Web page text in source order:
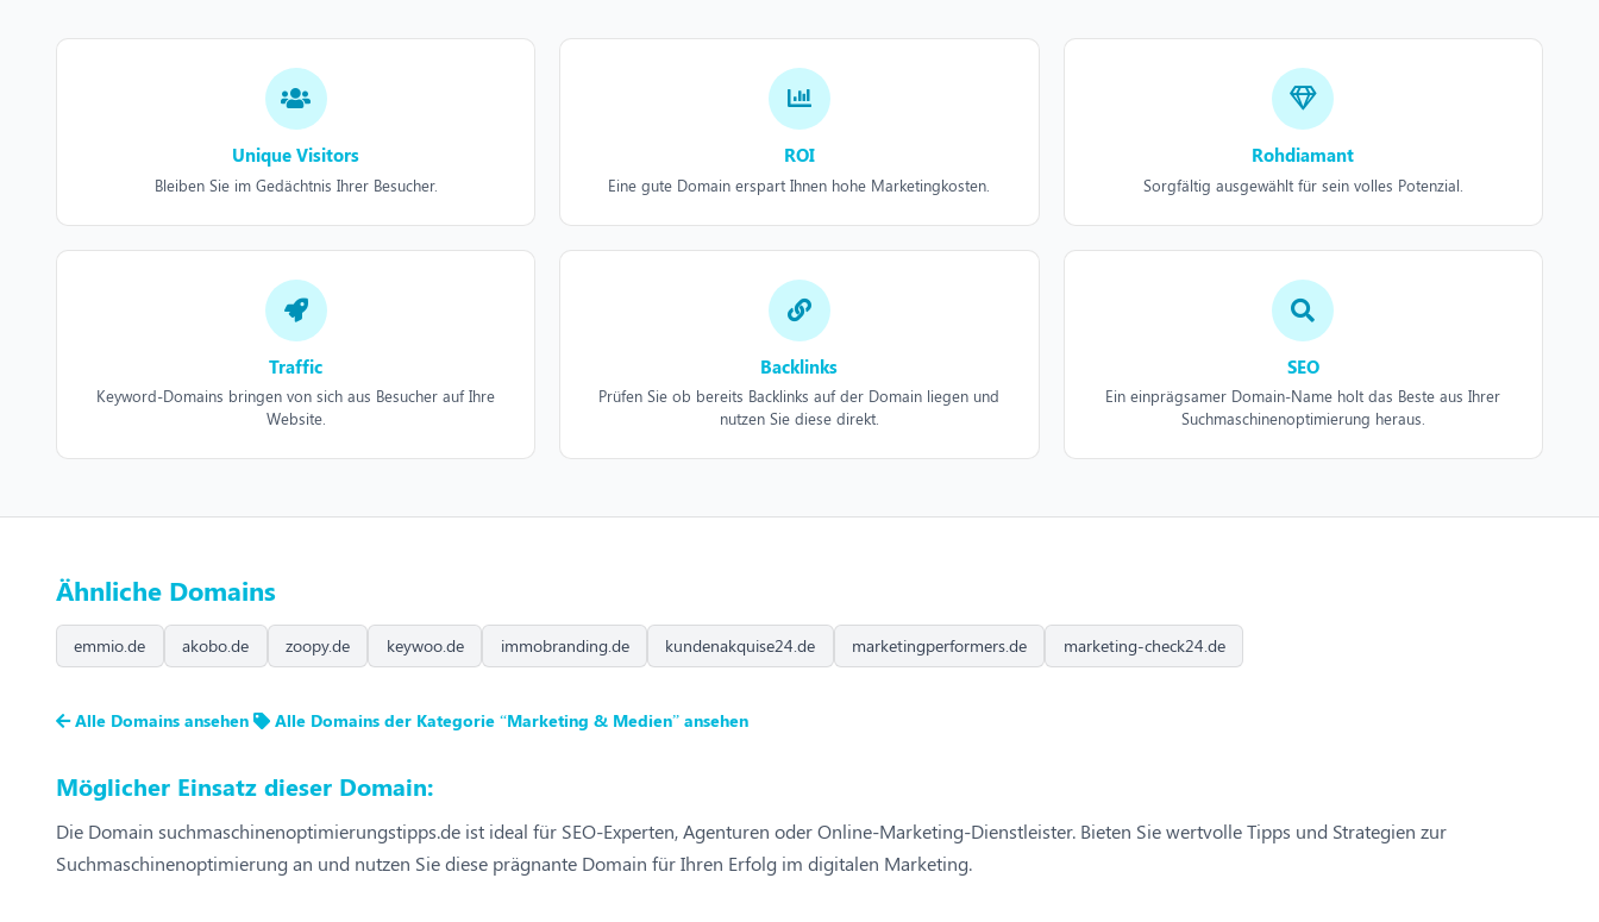
Unique Visitors
Bleiben Sie im Gedächtnis Ihrer Besucher.
ROI
Eine gute Domain erspart Ihnen hohe Marketingkosten.
Rohdiamant
Sorgfältig ausgewählt für sein volles Potenzial.
Traffic
Keyword-Domains bringen von sich aus Besucher auf Ihre
Website.
Backlinks
Prüfen Sie ob bereits Backlinks auf der Domain liegen und
nutzen Sie diese direkt.
SEO
Ein einprägsamer Domain-Name holt das Beste aus Ihrer
Suchmaschinenoptimierung heraus.
Ähnliche Domains
emmio.de akobo.de zoopy.de keywoo.de immobranding.de kundenakquise24.de marketingperformers.de marketing-check24.de
Alle Domains ansehen Alle Domains der Kategorie “Marketing & Medien” ansehen
Möglicher Einsatz dieser Domain:
Die Domain suchmaschinenoptimierungstipps.de ist ideal für SEO-Experten, Agenturen oder Online-Marketing-Dienstleister. Bieten Sie wertvolle Tipps und Strategien zur
Suchmaschinenoptimierung an und nutzen Sie diese prägnante Domain für Ihren Erfolg im digitalen Marketing.